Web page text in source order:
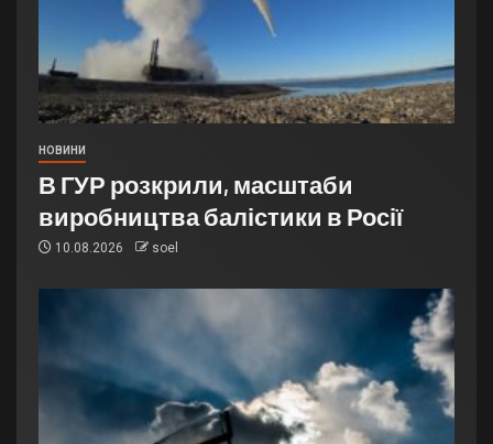
НОВИНИ
В ГУР розкрили, масштаби
виробництва балістики в Росії
10.08.2026 soel